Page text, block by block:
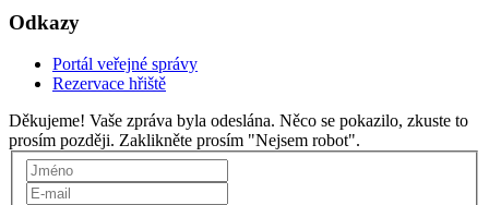
Odkazy
Portál veřejné správy
Rezervace hřiště
Děkujeme! Vaše zpráva byla odeslána. Něco se pokazilo, zkuste to
prosím později. Zaklikněte prosím "Nejsem robot".